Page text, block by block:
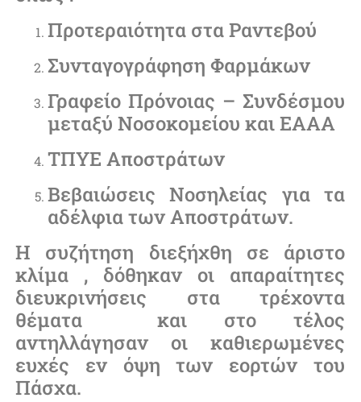
Προτεραιότητα στα Ραντεβού
Συνταγογράφηση Φαρμάκων
Γραφείο Πρόνοιας – Συνδέσμου
μεταξύ Νοσοκομείου και ΕΑΑΑ
ΤΠΥΕ Αποστράτων
Βεβαιώσεις Νοσηλείας για τα
αδέλφια των Αποστράτων.
Η συζήτηση διεξήχθη σε άριστο
κλίμα , δόθηκαν οι απαραίτητες
διευκρινήσεις στα τρέχοντα
θέματα και στο τέλος
αντηλλάγησαν οι καθιερωμένες
ευχές εν όψη των εορτών του
Πάσχα.